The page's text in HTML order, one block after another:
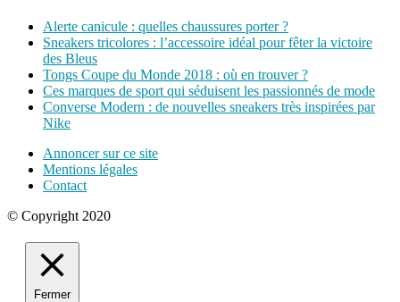
Alerte canicule : quelles chaussures porter ?
Sneakers tricolores : l’accessoire idéal pour fêter la victoire
des Bleus
Tongs Coupe du Monde 2018 : où en trouver ?
Ces marques de sport qui séduisent les passionnés de mode
Converse Modern : de nouvelles sneakers très inspirées par
Nike
Annoncer sur ce site
Mentions légales
Contact
© Copyright 2020
Fermer